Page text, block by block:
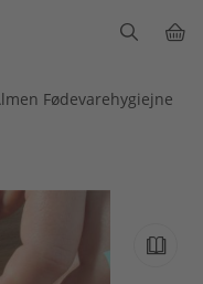
Fødevarehygiejne